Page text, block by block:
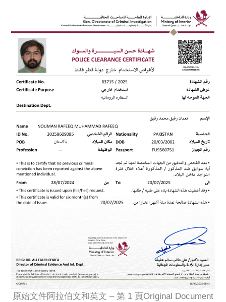
原始文件阿拉伯文和英文 – 第 1 頁Original Document